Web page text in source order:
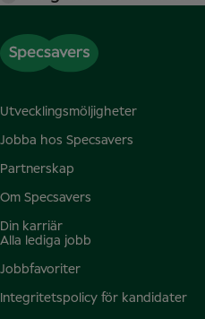
Utvecklingsmöljigheter
Jobba hos Specsavers
Partnerskap
Om Specsavers
Din karriär
Alla lediga jobb
Jobbfavoriter
Integritetspolicy för kandidater